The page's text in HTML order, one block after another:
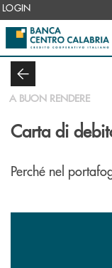
Salta al contenuto principale
LOGIN
A BUON RENDERE
Carta di
Perché nel